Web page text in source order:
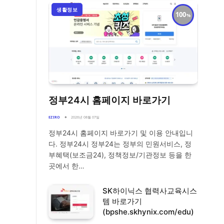
100
생활정보
정부24시 홈페이지 바로가기
EZIRO 2026년 08월 07일
정부24시 홈페이지 바로가기 및 이용 안내입니
다. 정부24시 정부24는 정부의 민원서비스, 정
부혜택(보조금24), 정책정보/기관정보 등을 한
곳에서 한…
SK하이닉스 협력사교육시스
템 바로가기
(bpshe.skhynix.com/edu)